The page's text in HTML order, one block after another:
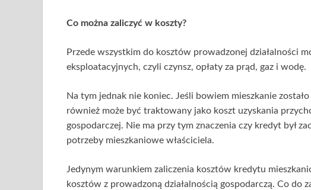
Co można zaliczyć w koszty?
Przede wszystkim do kosztów prowadzonej działalności
eksploatacyjnych, czyli czynsz, opłaty za prąd, gaz i wodę.
Na tym jednak nie koniec. Jeśli bowiem mieszkanie
również może być traktowany jako koszt uzyskania
gospodarczej. Nie ma przy tym znaczenia czy kredyt był
potrzeby mieszkaniowe właściciela.
Jedynym warunkiem zaliczenia kosztów kredytu
kosztów z prowadzoną działalnością gospodarczą. Co do